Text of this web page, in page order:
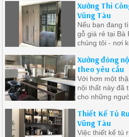
Xưởng Thi
Vũng Tàu
Nếu bạn đang
gỗ giá rẻ tại Bà
chúng tôi - nơi
Xưởng đóng
theo yêu cầu
Với hơn một
nội thất này đã
cho những
Thiết Kế Tủ
Vũng Tàu
Việc thiết kế tủ